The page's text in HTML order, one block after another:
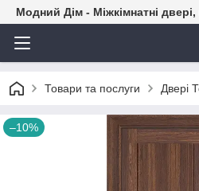
Модний Дім - Міжкімнатні
Товари та послуги Двері
–10%